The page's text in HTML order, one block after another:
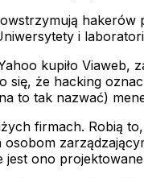
i
kupiło
się, że hacking
to tak nazwać)
firmach. Robią
ono